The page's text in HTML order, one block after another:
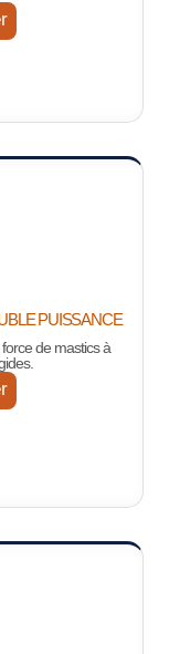
PUISSANCE
de mastics à